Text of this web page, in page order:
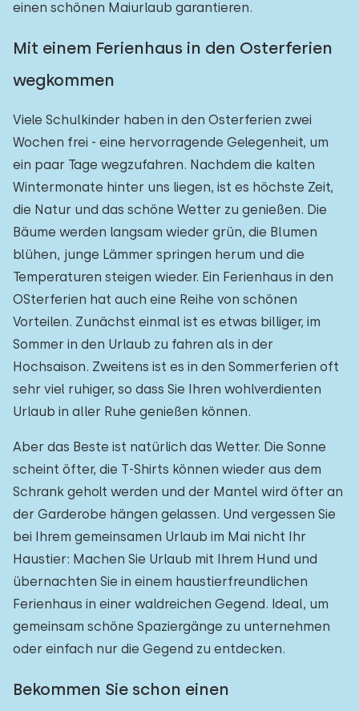
einen schönen Maiurlaub garantieren.
Mit einem Ferienhaus in den Osterferien
wegkommen
Viele Schulkinder haben in den Osterferien zwei
Wochen frei - eine hervorragende Gelegenheit, um
ein paar Tage wegzufahren. Nachdem die kalten
Wintermonate hinter uns liegen, ist es höchste Zeit,
die Natur und das schöne Wetter zu genießen. Die
Bäume werden langsam wieder grün, die Blumen
blühen, junge Lämmer springen herum und die
Temperaturen steigen wieder. Ein Ferienhaus in den
OSterferien hat auch eine Reihe von schönen
Vorteilen. Zunächst einmal ist es etwas billiger, im
Sommer in den Urlaub zu fahren als in der
Hochsaison. Zweitens ist es in den Sommerferien oft
sehr viel ruhiger, so dass Sie Ihren wohlverdienten
Urlaub in aller Ruhe genießen können.
Aber das Beste ist natürlich das Wetter. Die Sonne
scheint öfter, die T-Shirts können wieder aus dem
Schrank geholt werden und der Mantel wird öfter an
der Garderobe hängen gelassen. Und vergessen Sie
bei Ihrem gemeinsamen Urlaub im Mai nicht Ihr
Haustier: Machen Sie Urlaub mit Ihrem Hund und
übernachten Sie in einem haustierfreundlichen
Ferienhaus in einer waldreichen Gegend. Ideal, um
gemeinsam schöne Spaziergänge zu unternehmen
oder einfach nur die Gegend zu entdecken.
Bekommen Sie schon einen